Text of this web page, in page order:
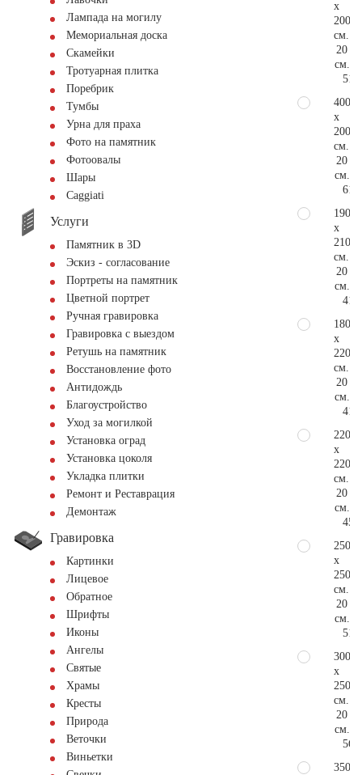
Лампада на могилу
Мемориальная доска
Скамейки
Тротуарная плитка
Поребрик
Тумбы
Урна для праха
Фото на памятник
Фотоовалы
Шары
Сaggiati
Услуги
Памятник в 3D
Эскиз - согласование
Портреты на памятник
Цветной портрет
Ручная гравировка
Гравировка с выездом
Ретушь на памятник
Восстановление фото
Антидождь
Благоустройство
Уход за могилкой
Установка оград
Установка цоколя
Укладка плитки
Ремонт и Реставрация
Демонтаж
Гравировка
Картинки
Лицевое
Обратное
Шрифты
Иконы
Ангелы
Святые
Храмы
Кресты
Природа
Веточки
Виньетки
x
200
см.
20
см.
400
x
200
см.
20
см.
190
x
210
см.
20
см.
180
x
220
см.
20
см.
220
x
220
см.
20
см.
250
x
250
см.
20
см.
300
x
250
см.
20
см.
350